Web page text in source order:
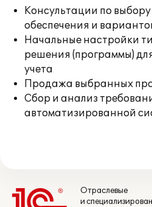
Консультации по
обеспечения и
Начальные настройки
решения (программы)
учета
Продажа выбранных
Сбор и анализ
автоматизированной
Отраслевые
и